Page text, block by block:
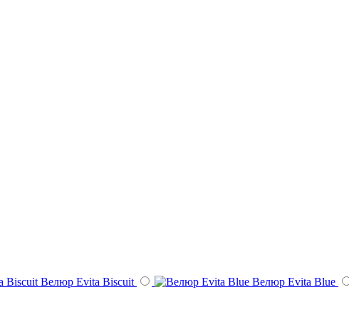
Велюр Evita Biscuit Велюр Evita Blue